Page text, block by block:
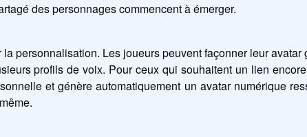
des personnages commencent à émerger.
personnalisation. Les joueurs peuvent façonner leur
profils de voix. Pour ceux qui souhaitent un lien
et génère automatiquement un avatar numérique